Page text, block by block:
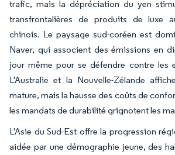
trafic, mais la dépréciation du yen
transfrontalières de produits de luxe
chinois. Le paysage sud-coréen est
Naver, qui associent des émissions en
jour même pour se défendre contre les
L'Australie et la Nouvelle-Zélande
mature, mais la hausse des coûts de
les mandats de durabilité grignotent les
L'Asie du Sud-Est offre la progression
aidée par une démographie jeune, des